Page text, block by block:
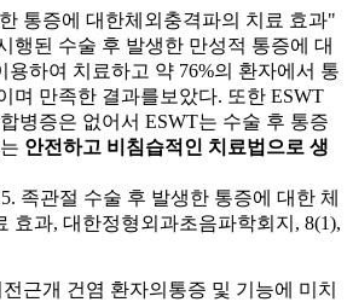
통증에 대한체외충격파의 치료 효과"
행된 수술 후 발생한 만성적 통증에 대
용하여 치료하고 약 76%의 환자에서 통
며 만족한 결과를보았다. 또한 ESWT
병증은 없어서 ESWT는 수술 후 통증
안전하고 비침습적인 치료법으로 생
족관절 수술 후 발생한 통증에 대한 체
효과, 대한정형외과초음파학회지, 8(1),
근개 건염 환자의통증 및 기능에 미치